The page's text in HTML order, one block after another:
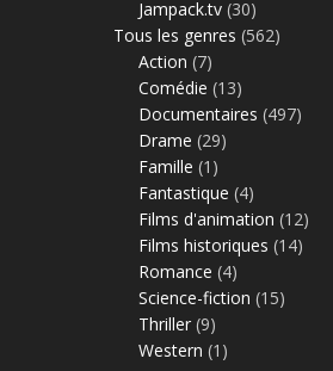
Jampack.tv (30)
Tous les genres (562)
Action (7)
Comédie (13)
Documentaires (497)
Drame (29)
Famille (1)
Fantastique (4)
Films d'animation (12)
Films historiques (14)
Romance (4)
Science-fiction (15)
Thriller (9)
Western (1)